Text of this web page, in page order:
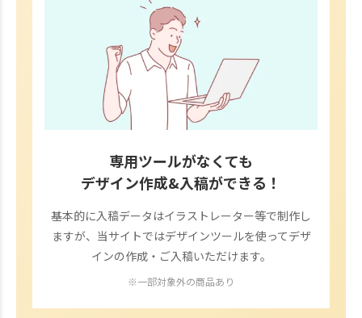
専用ツールがなくても
デザイン作成&入稿ができる！
基本的に入稿データはイラストレーター等で制作し
ますが、当サイトではデザインツールを使ってデザ
インの作成・ご入稿いただけます。
※一部対象外の商品あり